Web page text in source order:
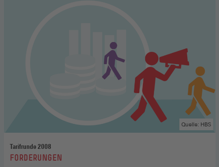
Tarifrunde 2008
:FORDERUNGEN
Quelle: HBS